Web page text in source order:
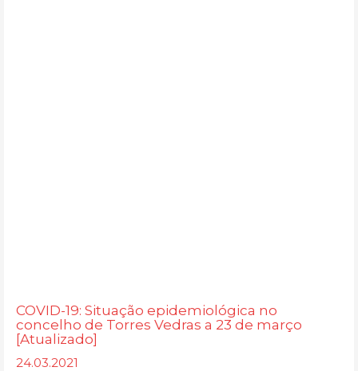
COVID-19: Situação epidemiológica no
concelho de Torres Vedras a 23 de março
[Atualizado]
24.03.2021